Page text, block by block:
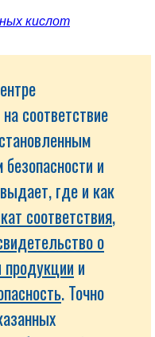
кислот
соответствие
и
где и как
соответствия,
о
продукции и
. Точно